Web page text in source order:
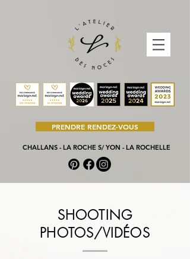
PRENDRE RENDEZ-VOUS
CHALLANS - LA ROCHE S/ YON - LA ROCHELLE
SHOOTING
PHOTOS/VIDÉOS